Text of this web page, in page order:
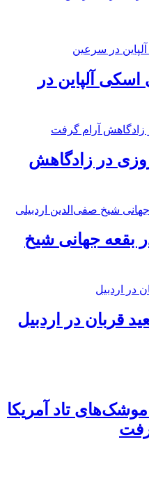
آلپاین در
در زادگاهش
بقعه جهانی شیخ
قربان در اردبیل
موشک‌های تاد آمریکا